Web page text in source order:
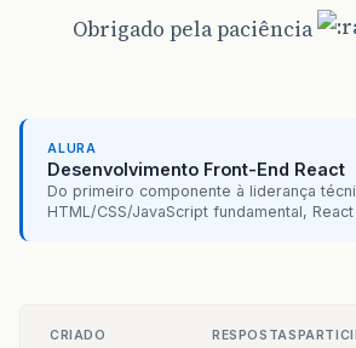
Obrigado pela paciência
ALURA
Desenvolvimento Front-End React
Do primeiro componente à liderança
HTML/CSS/JavaScript fundamental,
CRIADO RESPOSTAS